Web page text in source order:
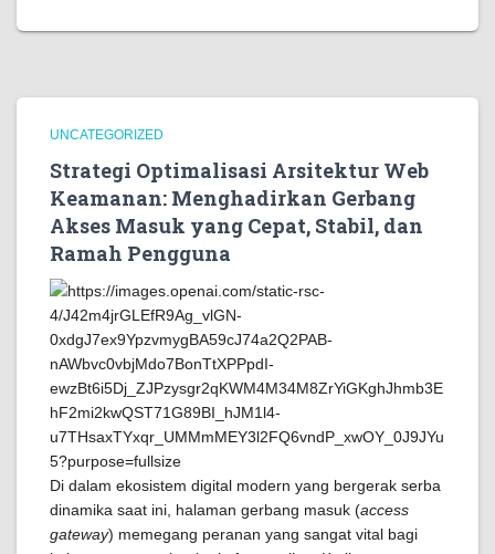
UNCATEGORIZED
Strategi Optimalisasi Arsitektur Web
Keamanan: Menghadirkan Gerbang
Akses Masuk yang Cepat, Stabil, dan
Ramah Pengguna
Di dalam ekosistem digital modern yang bergerak serba
dinamika saat ini, halaman gerbang masuk (access
gateway) memegang peranan yang sangat vital bagi